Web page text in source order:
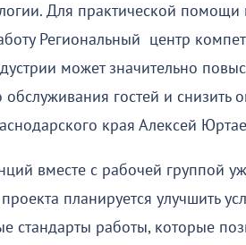
Для практической
Региональный центр
может значительно
обслуживания гостей и снизить
края Алексей
вместе с рабочей группой
планируется улучшить
стандарты работы, которые